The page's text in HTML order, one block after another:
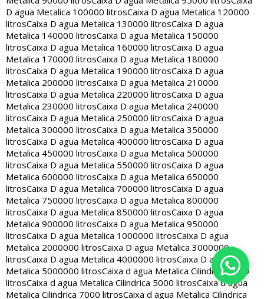
D agua Metalica 100000 litrosCaixa D agua Metalica 120000
litrosCaixa D agua Metalica 130000 litrosCaixa D agua
Metalica 140000 litrosCaixa D agua Metalica 150000
litrosCaixa D agua Metalica 160000 litrosCaixa D agua
Metalica 170000 litrosCaixa D agua Metalica 180000
litrosCaixa D agua Metalica 190000 litrosCaixa D agua
Metalica 200000 litrosCaixa D agua Metalica 210000
litrosCaixa D agua Metalica 220000 litrosCaixa D agua
Metalica 230000 litrosCaixa D agua Metalica 240000
litrosCaixa D agua Metalica 250000 litrosCaixa D agua
Metalica 300000 litrosCaixa D agua Metalica 350000
litrosCaixa D agua Metalica 400000 litrosCaixa D agua
Metalica 450000 litrosCaixa D agua Metalica 500000
litrosCaixa D agua Metalica 550000 litrosCaixa D agua
Metalica 600000 litrosCaixa D agua Metalica 650000
litrosCaixa D agua Metalica 700000 litrosCaixa D agua
Metalica 750000 litrosCaixa D agua Metalica 800000
litrosCaixa D agua Metalica 850000 litrosCaixa D agua
Metalica 900000 litrosCaixa D agua Metalica 950000
litrosCaixa D agua Metalica 1000000 litrosCaixa D agua
Metalica 2000000 litrosCaixa D agua Metalica 3000000
litrosCaixa D agua Metalica 4000000 litrosCaixa D agua
Metalica 5000000 litrosCaixa d agua Metalica Cilindrica 2000
litrosCaixa d agua Metalica Cilindrica 5000 litrosCaixa d agua
Metalica Cilindrica 7000 litrosCaixa d agua Metalica Cilindrica